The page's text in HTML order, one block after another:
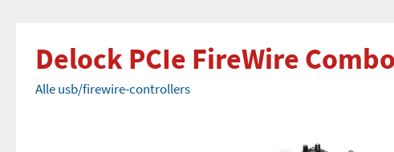
Delock PCIe FireWire
Alle usb/firewire-controllers